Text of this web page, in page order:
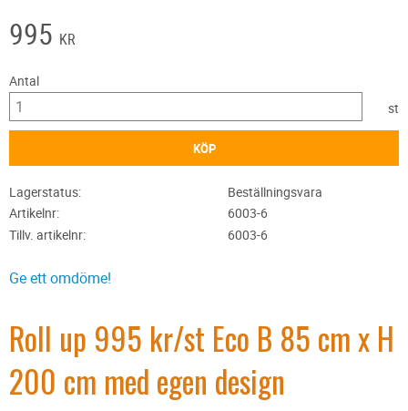
995 KR
Antal
st
KÖP
Lagerstatus
Beställningsvara
Artikelnr
6003-6
Tillv. artikelnr
6003-6
Ge ett omdöme!
Roll up 995 kr/st Eco B 85 cm x H
200 cm med egen design